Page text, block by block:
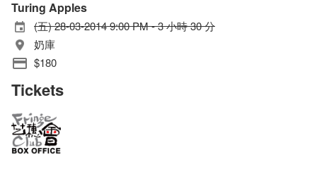
Turing Apples
(五) 28-03-2014 9:00 PM - 3 小時 30 分
奶庫
$180
Tickets